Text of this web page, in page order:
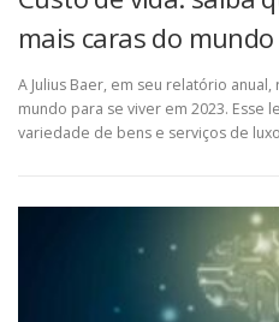
mais caras do
A Julius Baer, em seu relatório
mundo para se viver em 2023. Esse
variedade de bens e serviços de